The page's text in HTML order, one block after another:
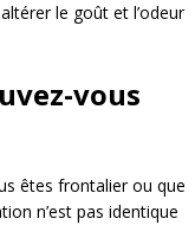
le goût et l’odeur
vous
êtes frontalier ou que
n’est pas identique